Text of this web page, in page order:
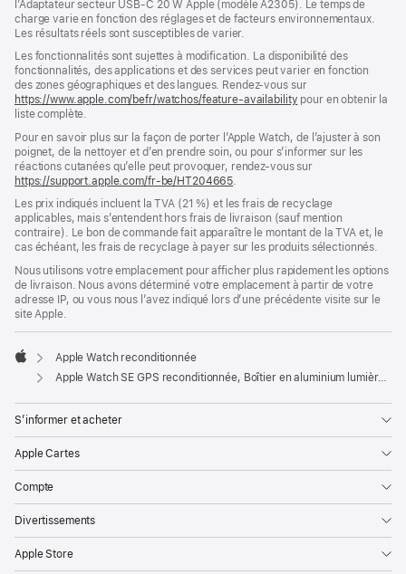
l’Adaptateur secteur USB-C 20 W Apple (modèle A2305). Le temps de
charge varie en fonction des réglages et de facteurs environnementaux.
Les résultats réels sont susceptibles de varier.
Les fonctionnalités sont sujettes à modification. La disponibilité des
fonctionnalités, des applications et des services peut varier en fonction
des zones géographiques et des langues. Rendez-vous sur
https://www.apple.com/befr/watchos/feature-availability pour en obtenir la
liste complète.
Pour en savoir plus sur la façon de porter l’Apple Watch, de l’ajuster à son
poignet, de la nettoyer et d’en prendre soin, ou pour s’informer sur les
réactions cutanées qu’elle peut provoquer, rendez-vous sur
https://support.apple.com/fr-be/HT204665
Les prix indiqués incluent la TVA (21 %) et les frais de recyclage
applicables, mais s’entendent hors frais de livraison (sauf mention
contraire). Le bon de commande fait apparaître le montant de la TVA et, le
cas échéant, les frais de recyclage à payer sur les produits sélectionnés.
Nous utilisons votre emplacement pour afficher plus rapidement les options
de livraison. Nous avons déterminé votre emplacement à partir de votre
adresse IP, ou vous nous l’avez indiqué lors d’une précédente visite sur le
site Apple.
Apple
Apple Watch reconditionnée
Apple Watch SE GPS reconditionnée, Boîtier en aluminium lumière stellaire de 40 mm, Bracelet Sport lumière stellaire M/L
S’informer et acheter
Apple Cartes
Compte
Divertissements
Apple Store